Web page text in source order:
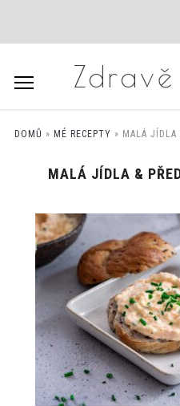
DOMŮ » MÉ RECEPTY » MALÁ JÍDLA
MALÁ JÍDLA &